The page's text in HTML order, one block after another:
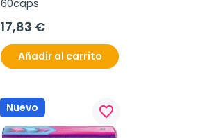
17,83 €
Añadir al carrito
Nuevo favorite_border